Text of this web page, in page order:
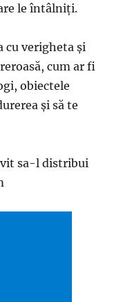
le întâlniți.
cu verigheta și
cum ar fi
obiectele
și să te
sa-l distribui